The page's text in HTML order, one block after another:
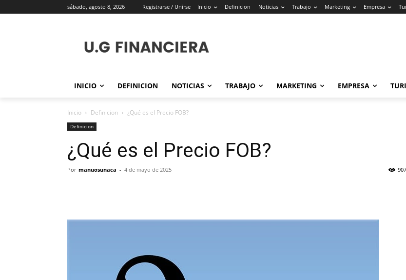
sábado, agosto 8, 2026 Registrarse / Unirse Inicio Definicion Noticias Trabajo Marketing Empresa
INICIO DEFINICION NOTICIAS TRABAJO MARKETING EMPRESA
Inicio Definicion ¿Qué es el Precio FOB?
Definicion
¿Qué es el Precio FOB?
Por manuosunaca - 4 de mayo de 2025 907